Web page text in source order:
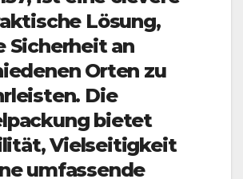
Lösung,
Sicherheit an
Orten zu
Die
bietet
Vielseitigkeit
umfassende